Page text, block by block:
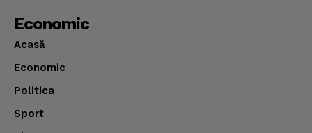
Economic
Acasă
Economic
Politica
Sport